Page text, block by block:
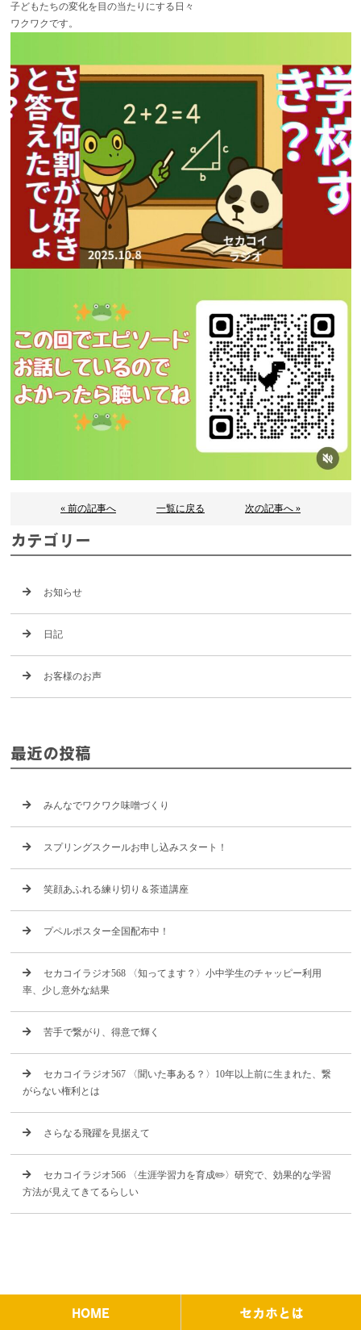
子どもたちの変化を目の当たりにする日々
ワクワクです。
« 前の記事へ 一覧に戻る 次の記事へ »
カテゴリー
お知らせ
日記
お客様のお声
最近の投稿
みんなでワクワク味噌づくり
スプリングスクールお申し込みスタート！
笑顔あふれる練り切り＆茶道講座
プペルポスター全国配布中！
セカコイラジオ568 〈知ってます？〉小中学生のチャッピー利用
率、少し意外な結果
苦手で繋がり、得意で輝く
セカコイラジオ567 〈聞いた事ある？〉10年以上前に生まれた、繋
がらない権利とは
さらなる飛躍を見据えて
セカコイラジオ566 〈生涯学習力を育成✏️〉研究で、効果的な学習
方法が見えてきてるらしい
HOME セカホとは